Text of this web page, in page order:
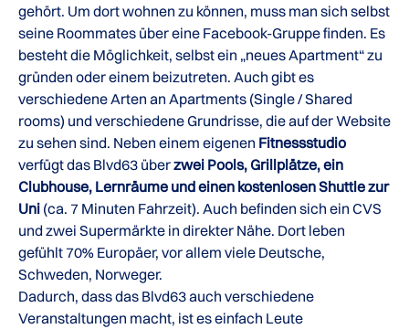
gehört. Um dort wohnen zu können, muss man sich selbst
seine Roommates über eine Facebook-Gruppe finden. Es
besteht die Möglichkeit, selbst ein „neues Apartment“ zu
gründen oder einem beizutreten. Auch gibt es
verschiedene Arten an Apartments (Single / Shared
rooms) und verschiedene Grundrisse, die auf der Website
zu sehen sind. Neben einem eigenen Fitnessstudio
verfügt das Blvd63 überzwei Pools, Grillplätze, ein
Clubhouse, Lernräume und einen kostenlosen Shuttle zur
Uni (ca. 7 Minuten Fahrzeit). Auch befinden sich ein CVS
und zwei Supermärkte in direkter Nähe. Dort leben
gefühlt 70% Europäer, vor allem viele Deutsche,
Schweden, Norweger.
Dadurch, dass das Blvd63 auch verschiedene
Veranstaltungen macht, ist es einfach Leute